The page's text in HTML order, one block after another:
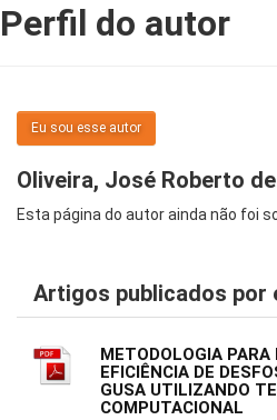
Perfil do autor
Eu sou esse autor
Oliveira, José Roberto de
Esta página do autor ainda não foi
Artigos publicados por
METODOLOGIA PARA
EFICIÊNCIA DE
GUSA UTILIZANDO
COMPUTACIONAL